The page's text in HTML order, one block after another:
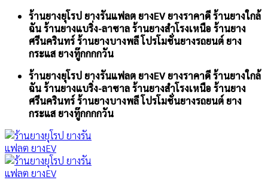
Skip
content
ร้านยางยุโรป ยางรันแฟลต ยางEV ยางราคาดี ร้านยางใกล้
ฉัน ร้านยางแบริ่ง-ลาซาล ร้านยางสำโรงเหนือ ร้านยาง
ศรีนครินทร์ ร้านยางบางพลี โปรโมชั่นยางรถยนต์ ยาง
กระแส ยางทู๊กกกกวัน
ร้านยางยุโรป ยางรันแฟลต ยางEV ยางราคาดี ร้านยางใกล้
ฉัน ร้านยางแบริ่ง-ลาซาล ร้านยางสำโรงเหนือ ร้านยาง
ศรีนครินทร์ ร้านยางบางพลี โปรโมชั่นยางรถยนต์ ยาง
กระแส ยางทู๊กกกกวัน